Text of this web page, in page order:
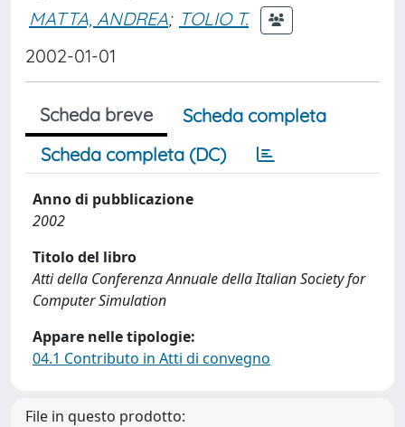
MATTA, ANDREA; TOLIO T.
2002-01-01
Scheda breve
Scheda completa
Scheda completa (DC)
Anno di pubblicazione
2002
Titolo del libro
Atti della Conferenza Annuale della Italian Society for
Computer Simulation
Appare nelle tipologie:
04.1 Contributo in Atti di convegno
File in questo prodotto: